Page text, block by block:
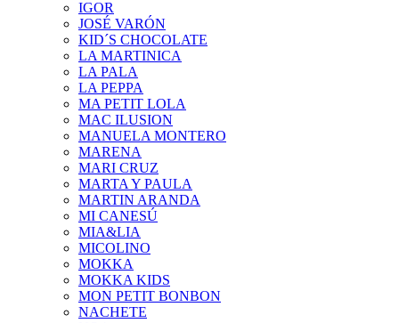
IGOR
JOSÉ VARÓN
KID´S CHOCOLATE
LA MARTINICA
LA PALA
LA PEPPA
MA PETIT LOLA
MAC ILUSION
MANUELA MONTERO
MARENA
MARI CRUZ
MARTA Y PAULA
MARTIN ARANDA
MI CANESÚ
MIA&LIA
MICOLINO
MOKKA
MOKKA KIDS
MON PETIT BONBON
NACHETE